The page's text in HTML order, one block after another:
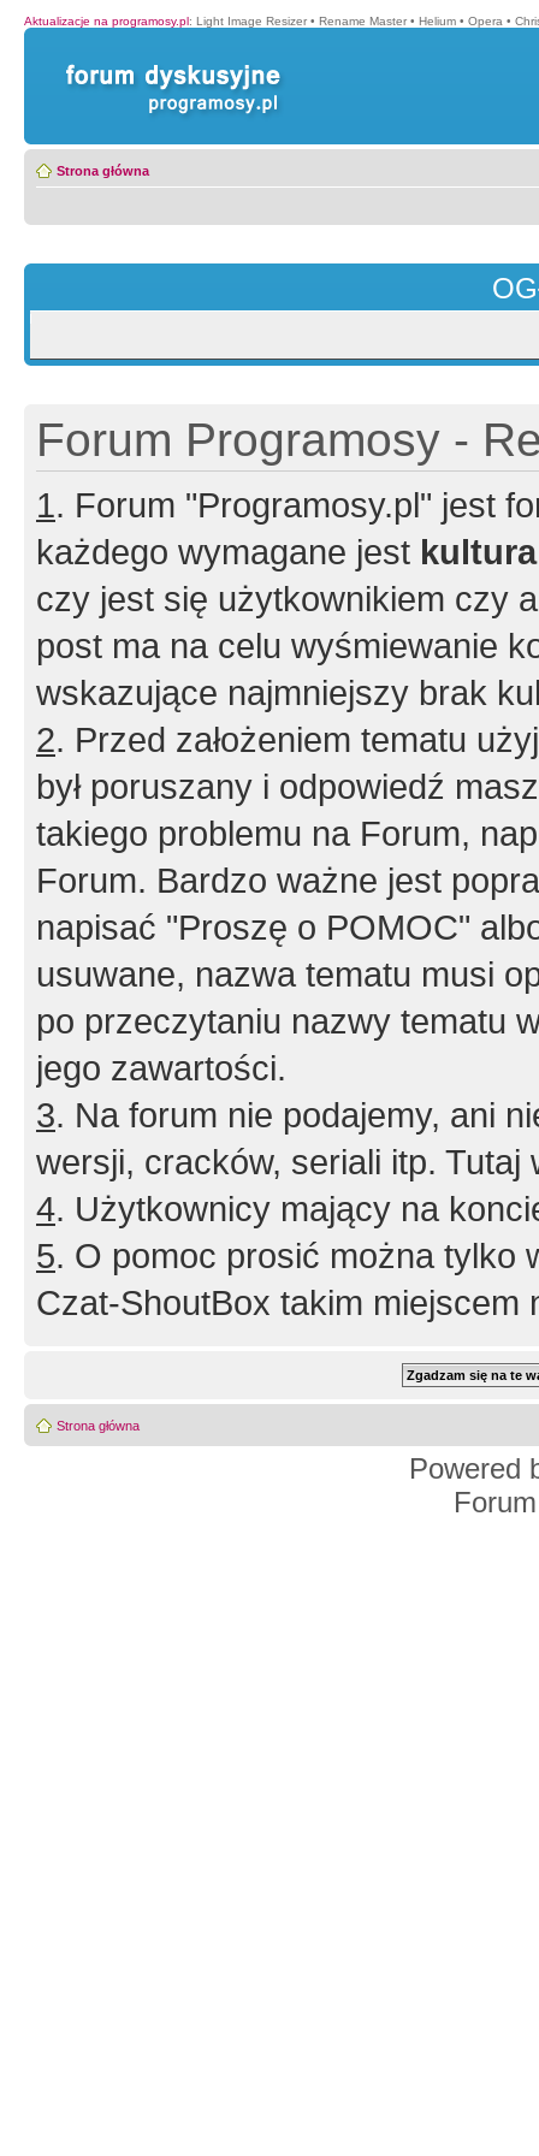
Aktualizacje na programosy.pl: Light Image Resizer • Rename Master • Helium • Opera •
Strona główna
Forum Programosy -
1. Forum "Programosy.pl" jest
każdego wymagane jest
czy jest się użytkownikiem czy
post ma na celu wyśmiewanie
wskazujące najmniejszy brak
2. Przed założeniem tematu
był poruszany i odpowiedź
takiego problemu na Forum,
Forum. Bardzo ważne jest
napisać "Proszę o POMOC"
usuwane, nazwa tematu musi
po przeczytaniu nazwy tematu
jego zawartości.
3. Na forum nie podajemy, ani
wersji, cracków, seriali itp. Tutaj
4. Użytkownicy mający na
5. O pomoc prosić można tylko
Czat-ShoutBox takim miejscem
Strona główna
Powered